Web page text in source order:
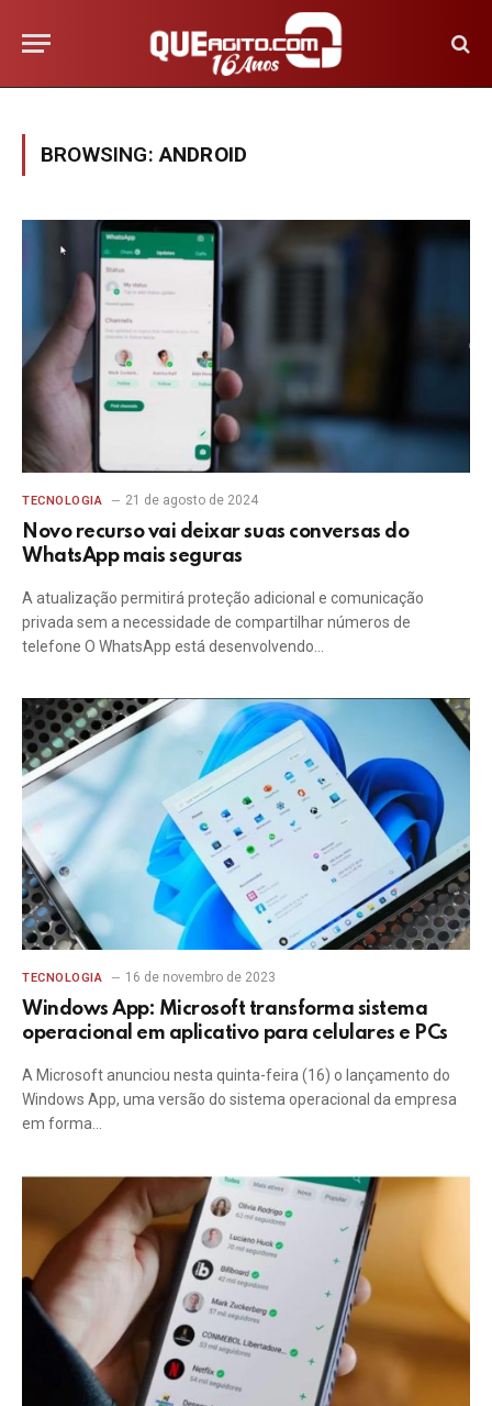
BROWSING:ANDROID
TECNOLOGIA 21 de agosto de 2024
Novo recurso vai deixar suas conversas do
WhatsApp mais seguras
A atualização permitirá proteção adicional e comunicação
privada sem a necessidade de compartilhar números de
telefone O WhatsApp está desenvolvendo…
TECNOLOGIA 16 de novembro de 2023
Windows App: Microsoft transforma sistema
operacional em aplicativo para celulares e PCs
A Microsoft anunciou nesta quinta-feira (16) o lançamento do
Windows App, uma versão do sistema operacional da empresa
em forma…